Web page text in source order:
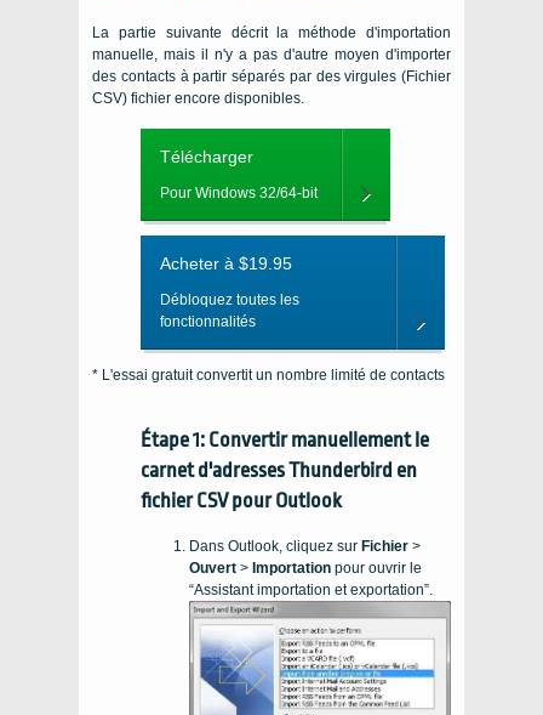
La partie suivante décrit la méthode d'importation
manuelle, mais il n'y a pas d'autre moyen d'importer
des contacts à partir séparés par des virgules (Fichier
CSV) fichier encore disponibles.
Télécharger
Pour Windows 32/64-bit
Acheter à $19.95
Débloquez toutes les
fonctionnalités
* L'essai gratuit convertit un nombre limité de contacts
Étape 1: Convertir manuellement le
carnet d'adresses Thunderbird en
fichier CSV pour Outlook
Dans Outlook, cliquez sur Fichier >
Ouvert > Importation pour ouvrir le
“Assistant importation et exportation”.